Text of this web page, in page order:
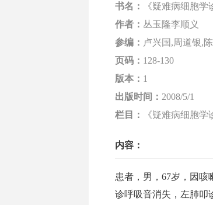
书名：
《疑难病细胞学
作者： 丛玉隆李顺义
参编： 卢兴国,周道银,
页码： 128-130
版本： 1
出版时间： 2008/5/1
栏目：
《疑难病细胞
内容：
患者，男，67岁，因
诊呼吸音消失，左肺叩